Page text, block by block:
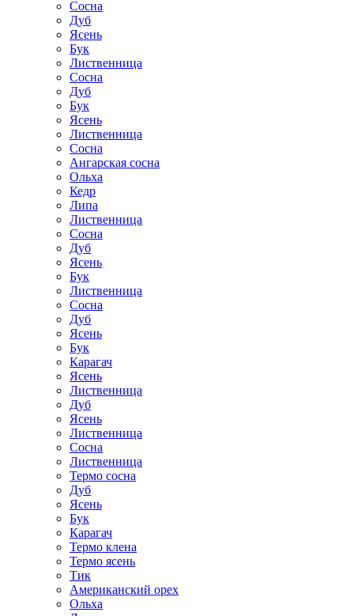
Сосна
Дуб
Ясень
Бук
Лиственница
Сосна
Дуб
Бук
Ясень
Лиственница
Сосна
Ангарская сосна
Ольха
Кедр
Липа
Лиственница
Сосна
Дуб
Ясень
Бук
Лиственница
Сосна
Дуб
Ясень
Бук
Карагач
Ясень
Лиственница
Дуб
Ясень
Лиственница
Сосна
Лиственница
Термо сосна
Дуб
Ясень
Бук
Карагач
Термо клена
Термо ясень
Тик
Американский орех
Ольха